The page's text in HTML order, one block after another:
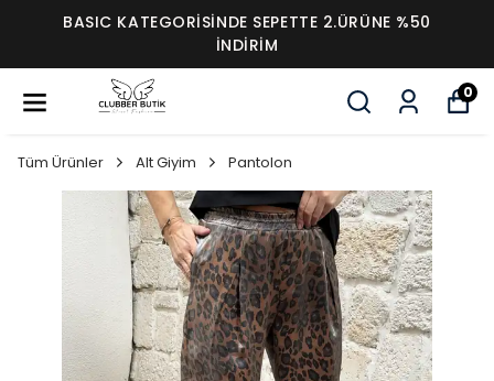
BASIC KATEGORİSİNDE SEPETTE 2.ÜRÜNE %50
İNDİRİM
0
Tüm Ürünler Alt Giyim Pantolon